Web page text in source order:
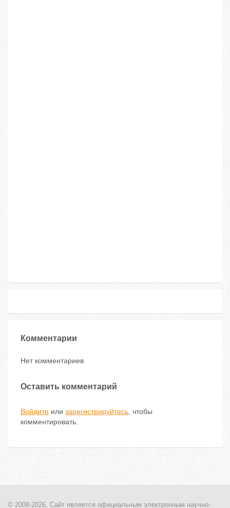
Комментарии
Нет комментариев
Оставить комментарий
Войдите или зарегистрируйтесь, чтобы
комментировать.
© 2008-2026, Сайт является официальным электронным научно-